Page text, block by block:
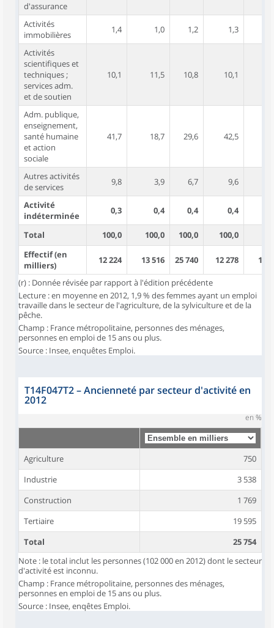
d'assurance
Activités
immobilières
1,4 1,0 1,2 1,3
Activités
scientifiques et
techniques ;
services adm.
et de soutien
10,1 11,5 10,8 10,1
Adm. publique,
enseignement,
santé humaine
et action
sociale
41,7 18,7 29,6 42,5
Autres activités
de services
9,8 3,9 6,7 9,6
Activité
indéterminée
0,3 0,4 0,4 0,4
Total 100,0 100,0 100,0 100,0
Effectif (en
milliers)
12 224 13 516 25 740 12 278 13
(r) : Donnée révisée par rapport à l'édition précédente
Lecture : en moyenne en 2012, 1,9 % des femmes ayant un emploi
travaille dans le secteur de l'agriculture, de la sylviculture et de la
pêche.
Champ : France métropolitaine, personnes des ménages,
personnes en emploi de 15 ans ou plus.
Source : Insee, enquêtes Emploi.
T14F047T2–Ancienneté par secteur d'activité en
2012
en %
Agriculture
750
Industrie
3 538
Construction
1 769
Tertiaire
19 595
Total
25 754
Note : le total inclut les personnes (102 000 en 2012) dont le secteur
d'activité est inconnu.
Champ : France métropolitaine, personnes des ménages,
personnes en emploi de 15 ans ou plus.
Source : Insee, enqêtes Emploi.